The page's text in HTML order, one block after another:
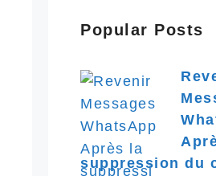
Popular Posts
suppression du